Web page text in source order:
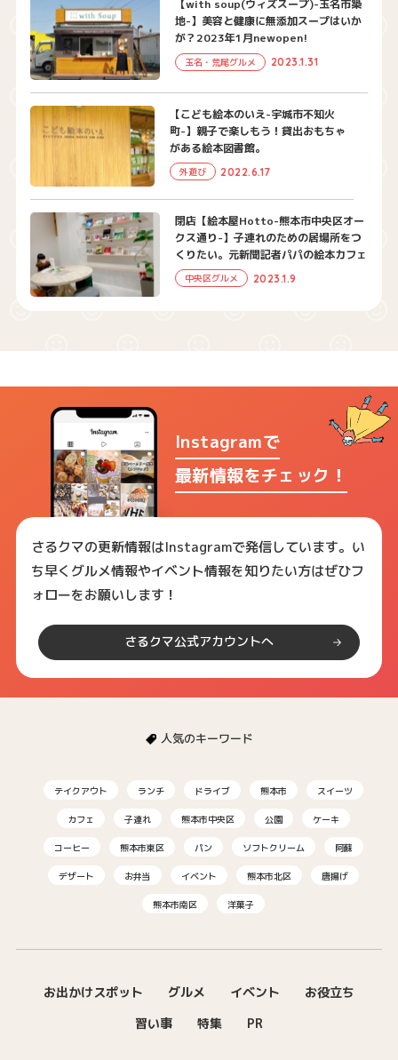
【with soup(ウィズスープ)-玉名市築
地-】美容と健康に無添加スープはいか
が？2023年1月newopen!
玉名・荒尾グルメ 2023.1.31
【こども絵本のいえ-宇城市不知火
町-】親子で楽しもう！貸出おもちゃ
がある絵本図書館。
外遊び 2022.6.17
閉店【絵本屋Hotto-熊本市中央区オー
クス通り-】子連れのための居場所をつ
くりたい。元新聞記者パパの絵本カフェ
中央区グルメ 2023.1.9
Instagramで
最新情報をチェック！
さるクマの更新情報はInstagramで発信しています。い
ち早くグルメ情報やイベント情報を知りたい方はぜひフ
ォローをお願いします！
さるクマ公式アカウントへ
人気のキーワード
テイクアウト ランチ ドライブ 熊本市 スイーツ
カフェ 子連れ 熊本市中央区 公園 ケーキ
コーヒー 熊本市東区 パン ソフトクリーム 阿蘇
デザート お弁当 イベント 熊本市北区 唐揚げ
熊本市南区 洋菓子
お出かけスポット グルメ イベント
お役立ち
習い事
特集 PR